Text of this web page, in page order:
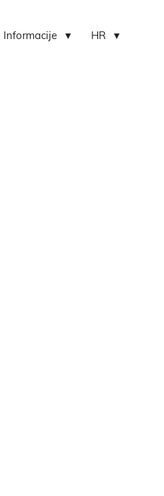
Informacije HR